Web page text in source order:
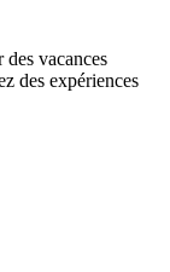
vacances
des expériences